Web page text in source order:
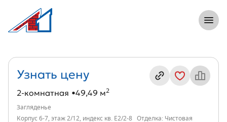
2-комнатная, 49 м², ЖК Загляденье,
Информация о квартире
Узнать цену
2-комнатная 49,49 м2
Загляденье
Корпус 6-7, этаж 2/12, индекс кв. Е2/2-8
Отделка: Чистовая